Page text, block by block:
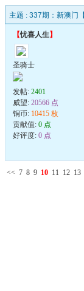
主题 : 337期：新澳门
【忧喜人生】
圣骑士
发帖: 2401
威望: 20566 点
铜币: 10415 枚
贡献值: 0 点
好评度: 0 点
<< 7 8 9 10 11 12 13